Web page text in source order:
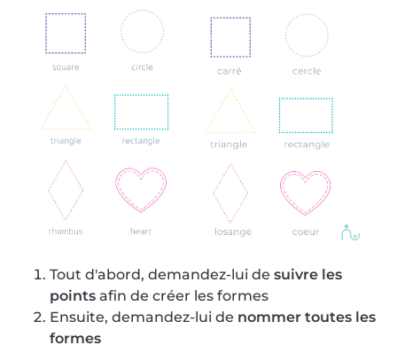
Tout d'abord, demandez-lui de suivre les
points afin de créer les formes
Ensuite, demandez-lui de nommer toutes les
formes